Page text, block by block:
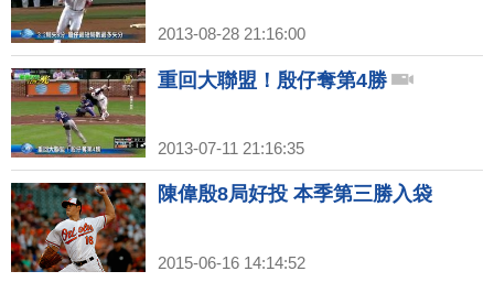
2013-08-28 21:16:00
重回大聯盟！殷仔奪第4勝
2013-07-11 21:16:35
陳偉殷8局好投 本季第三勝入袋
2015-06-16 14:14:52